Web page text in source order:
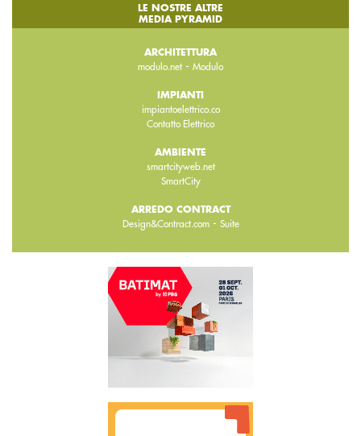
LE NOSTRE ALTRE
MEDIA PYRAMID
ARCHITETTURA
modulo.net - Modulo
IMPIANTI
impiantoelettrico.co
Contatto Elettrico
AMBIENTE
smartcityweb.net
SmartCity
ARREDO CONTRACT
Design&Contract.com- Suite